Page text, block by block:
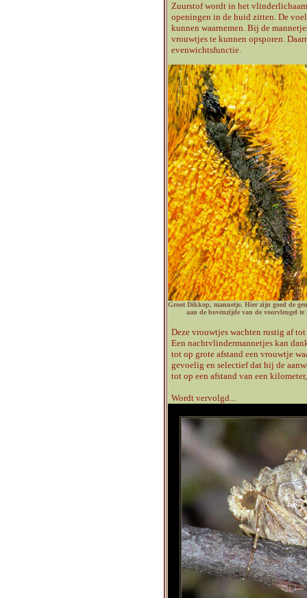
Zuurstof wordt in het
openingen in de huid zitten. De
kunnen waarnemen. Bij de
vrouwtjes te kunnen opsporen.
evenwichtsfunctie.
Groot Dikkop, mannetje. Hier zijn goed de
aan de bovenzijde van de voorvleugel te
Deze vrouwtjes wachten rustig af
Een nachtvlindermannetjes kan
tot op grote afstand een vrouwtje
gevoelig en selectief dat hij de
tot op een afstand van een
Wordt vervolgd...